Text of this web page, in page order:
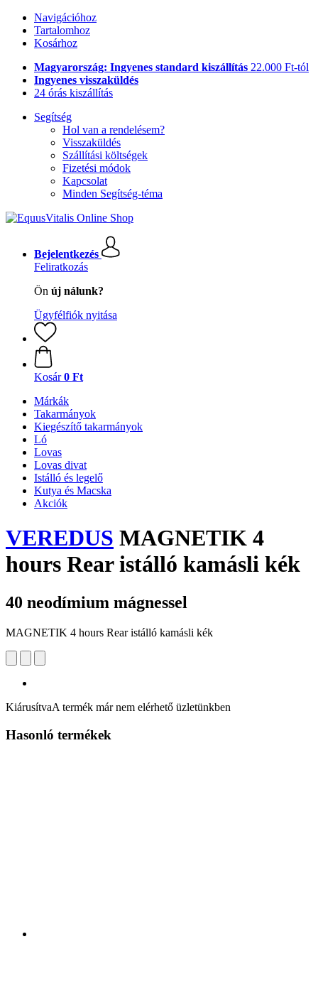
Navigációhoz
Tartalomhoz
Kosárhoz
Magyarország: Ingyenes standard kiszállítás 22.000 Ft-tól
Ingyenes visszaküldés
24 órás kiszállítás
Segítség
Hol van a rendelésem?
Visszaküldés
Szállítási költségek
Fizetési módok
Kapcsolat
Minden Segítség-téma
Bejelentkezés
Feliratkozás
Ön új nálunk?
Ügyfélfiók nyitása
Kosár 0 Ft
Márkák
Takarmányok
Kiegészítő takarmányok
Ló
Lovas
Lovas divat
Istálló és legelő
Kutya és Macska
Akciók
VEREDUS MAGNETIK 4
hours Rear istálló kamásli kék
40 neodímium mágnessel
MAGNETIK 4 hours Rear istálló kamásli kék
KiárusítvaA termék már nem elérhető üzletünkben
Hasonló termékek